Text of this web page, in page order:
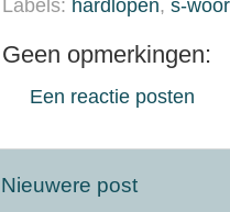
Labels: hardlopen, s-
Geen opmerkingen:
Een reactie posten
Nieuwere post